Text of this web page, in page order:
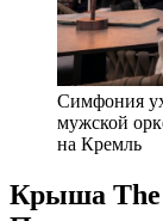
Симфония
мужской
на Кремль
Крыша The